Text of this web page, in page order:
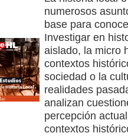
numerosos
base para
Investigar en
aislado, la micro
contextos
sociedad o la
realidades
analizan
percepción
contextos